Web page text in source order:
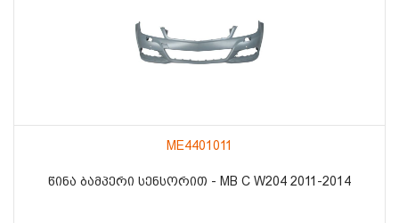
ME4401011
ᲬᲘᲜᲐ ᲑᲐᲛᲞᲔᲠᲘ ᲡᲔᲜᲡᲝᲠᲘᲗ - MB C W204 2011-2014